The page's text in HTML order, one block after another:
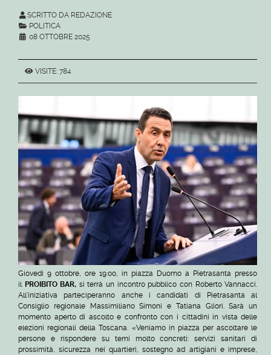
SCRITTO DA REDAZIONE
POLITICA
08 OTTOBRE 2025
VISITE: 784
Giovedì 9 ottobre, ore 19:00, in piazza Duomo a Pietrasanta presso
il PROIBITO BAR, si terrà un incontro pubblico con Roberto Vannacci.
All'iniziativa parteciperanno anche i candidati di Pietrasanta al
Consiglio regionale Massimiliano Simoni e Tatiana Gliori. Sarà un
momento aperto di ascolto e confronto con i cittadini in vista delle
elezioni regionali della Toscana. «Veniamo in piazza per ascoltare le
persone e rispondere su temi molto concreti: servizi sanitari di
prossimità, sicurezza nei quartieri, sostegno ad artigiani e imprese,